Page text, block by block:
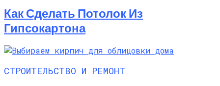
Как Сделать Потолок Из
Гипсокартона
СТРОИТЕЛЬСТВО И РЕМОНТ